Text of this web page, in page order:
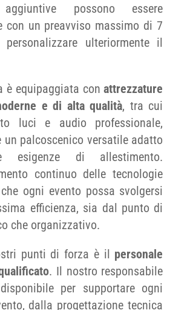
aggiuntive possono essere
con un preavviso massimo di 7
ulteriormente il
è equipaggiata conattrezzature
e di alta qualità, tra cui
luci e audio professionale,
un palcoscenico versatile adatto
esigenze di allestimento.
continuo delle tecnologie
ogni evento possa svolgersi
efficienza, sia dal punto di
che organizzativo.
punti di forza è il personale
. Il nostro responsabile
per supportare ogni
dalla progettazione tecnica